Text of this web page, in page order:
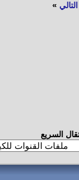
»
السريع